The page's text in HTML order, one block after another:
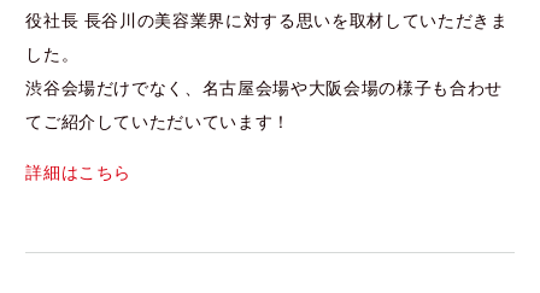
役社長 長谷川の美容業界に対する思いを取材していただきま
した。
渋谷会場だけでなく、名古屋会場や大阪会場の様子も合わせ
てご紹介していただいています！
詳細はこちら